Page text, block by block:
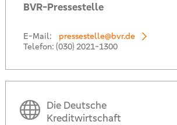
BVR-Pressestelle
E-Mail:
pressestelle@bvr.de
Telefon: (030) 2021-1300
Die Deutsche
Kreditwirtschaft